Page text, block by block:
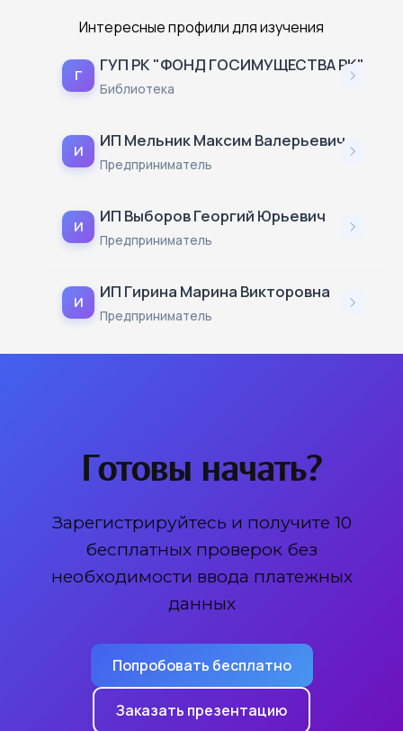
Интересные профили для изучения
Г
ГУП РК "ФОНД ГОСИМУЩЕСТВА РК"
Библиотека
И
ИП Мельник Максим Валерьевич
Предприниматель
И
ИП Выборов Георгий Юрьевич
Предприниматель
И
ИП Гирина Марина Викторовна
Предприниматель
Готовы начать?
Зарегистрируйтесь и получите 10
бесплатных проверок без
необходимости ввода платежных
данных
Попробовать бесплатно
Заказать презентацию